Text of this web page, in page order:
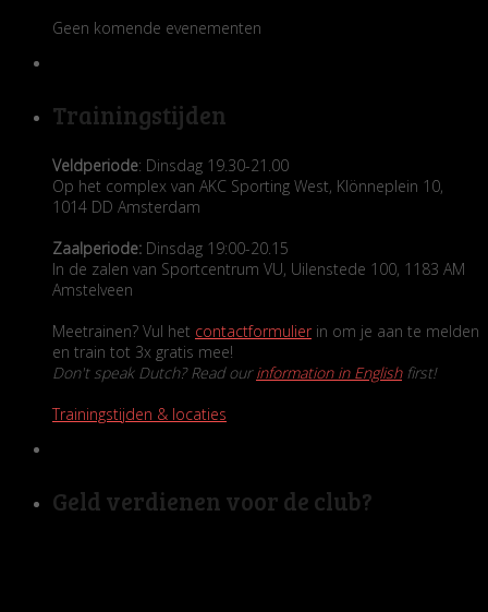
Geen komende evenementen
Trainingstijden
Veldperiode: Dinsdag 19.30-21.00
Op het complex van AKC Sporting West, Klönneplein 10,
1014 DD Amsterdam
Zaalperiode: Dinsdag 19:00-20.15
In de zalen van Sportcentrum VU, Uilenstede 100, 1183 AM
Amstelveen
Meetrainen? Vul het contactformulierin om je aan te melden
en train tot 3x gratis mee!
Don't speak Dutch? Read ourinformation in Englishfirst!
Trainingstijden & locaties
Geld verdienen voor de club?